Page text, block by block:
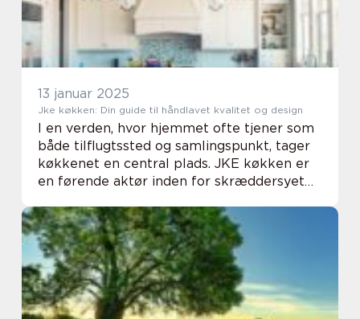
13 januar 2025
Jke køkken: Din guide til håndlavet kvalitet og design
I en verden, hvor hjemmet ofte tjener som
både tilflugtssted og samlingspunkt, tager
køkkenet en central plads. JKE køkken er
en førende aktør inden for skræddersyet